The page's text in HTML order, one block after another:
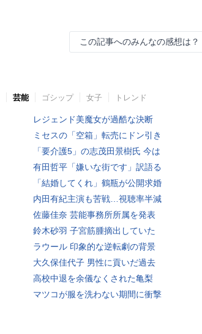
この記事へのみんなの感想は？
芸能 ゴシップ 女子 トレンド
レジェンド美魔女が過酷な決断
ミセスの「空箱」転売にドン引き
「要介護5」の志茂田景樹氏 今は
有田哲平「嫌いな街です」訳語る
「結婚してくれ」鶴瓶が公開求婚
内田有紀主演も苦戦…視聴率半減
佐藤佳奈 芸能事務所所属を発表
鈴木砂羽 子宮筋腫摘出していた
ラウール 印象的な逆転劇の背景
大久保佳代子 男性に貢いだ過去
高校中退を余儀なくされた亀梨
マツコが服を洗わない期間に衝撃